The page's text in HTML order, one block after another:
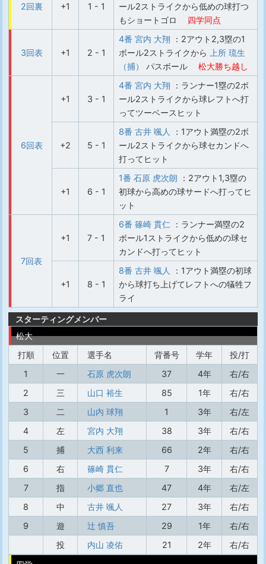
2回裏 +1 1 - 1
ール2ストライクから低めの球打つ
もショートゴロ
四学同点
3回表 +1 2 - 1
4番 宮内 大翔 ：2アウト2,3塁の1
ボール2ストライクから
上所 琉生
（捕）
パスボール 松大勝ち越し
6回表
+1 3 - 1
4番 宮内 大翔 ：ランナー1塁の2ボ
ール2ストライクから球レフトへ打
ってツーベースヒット
+2 5 - 1
8番 古井 颯人
：1アウト満塁の2ボ
ール2ストライクから球セカンドへ
打ってヒット
+1 6 - 1
1番 石原 虎次朗 ：2アウト1,3塁の
初球から高めの球サードへ打ってヒ
ット
7回表
+1 7 - 1
6番 篠崎 貫仁 ：ランナー満塁の2
ボール1ストライクから低めの球セ
カンドへ打ってヒット
+1 8 - 1
8番 古井 颯人
：1アウト満塁の初球
から球打ち上げてレフトへの犠牲フ
ライ
スターティングメンバー
松大
打順
位置 選手名 背番号 学年
投/打
1
一 石原 虎次朗 37 4年
右/右
2
三 山口 裕生 85 1年
右/右
3
二 山内 球翔 1 3年
右/左
4
左 宮内 大翔 38 3年
右/右
5
捕 大西 利来 66 2年
右/右
6
右 篠崎 貫仁 7 3年
右/右
7
指 小郷 直也 47 4年
右/左
8
中 古井 颯人 27 3年
右/右
9
遊 辻 慎吾 29 1年
右/右
投
内山 凌佑 21 2年
右/右